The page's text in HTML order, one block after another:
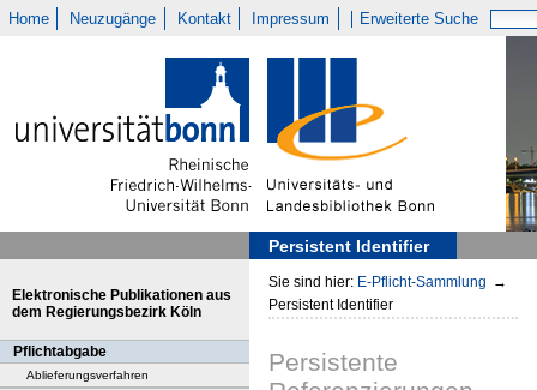
Home Neuzugänge Kontakt Impressum Erweiterte Suche
Persistent Identifier
Elektronische Publikationen aus
dem Regierungsbezirk Köln
Pflichtabgabe
Ablieferungsverfahren
Sie sind hier: E-Pflicht-Sammlung →
Persistent Identifier
Persistente